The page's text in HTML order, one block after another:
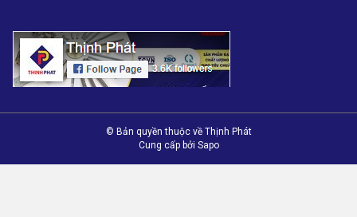
© Bản quyền thuộc về Thịnh Phát
Cung cấp bởi Sapo